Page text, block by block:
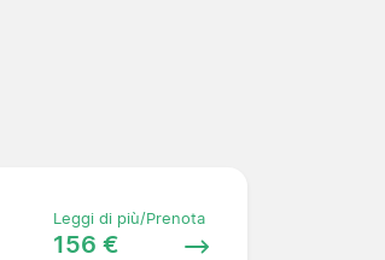
Leggi di più/Prenota
156 €